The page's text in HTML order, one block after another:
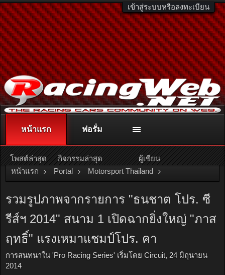
เข้าสู่ระบบหรือลงทะเบียน
ติดต่อลงโฆษณา racingweb@gmail.comหรือโทร. 081-811-1138
หรืออ่านรายละเอียดเพิ่มเติม คลิกที่นี่
หน้าแรก Portal Motorsport Thailand
รวมรูปภาพจากรายการ "ธนชาต โปร. ซี
รีส์ฯ 2014" สนาม 1 เปิดฉากยิ่งใหญ่ "ภาส
ฤทธิ์" แรงเหมาแชมป์โปร. คา
การสนทนาใน 'Pro Racing Series' เริ่มโดย Circuit, 24 มิถุนายน
2014
หน้าแรก
โพสต์ล่าสุด กิจกรรมล่าสุด ผู้เขียน
ฟอรั่ม